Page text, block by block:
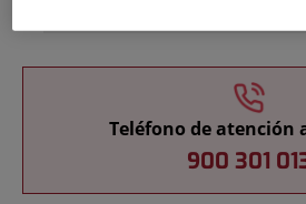
Teléfono de atención
900 301